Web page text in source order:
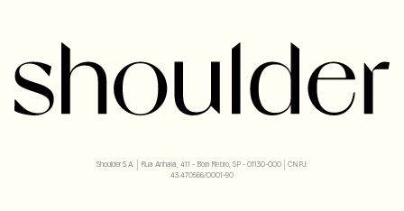
Shoulder S.A. | Rua Anhaia, 411 - Bom Retiro, SP - 01130-000 | CNPJ:
43.470566/0001-90